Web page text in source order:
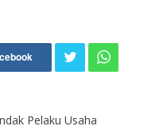
Pelaku Usaha